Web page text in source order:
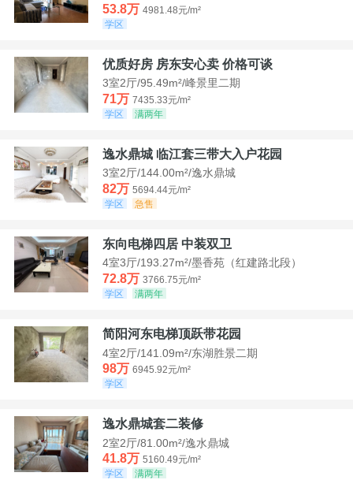
53.8万 4981.48元/m²
学区
优质好房 房东安心卖 价格可谈
3室2厅/95.49m²/峰景里二期
71万 7435.33元/m²
学区
满两年
逸水鼎城 临江套三带大入户花园
3室2厅/144.00m²/逸水鼎城
82万 5694.44元/m²
学区
急售
东向电梯四居 中装双卫
4室3厅/193.27m²/墨香苑（红建路北段）
72.8万 3766.75元/m²
学区
满两年
简阳河东电梯顶跃带花园
4室2厅/141.09m²/东湖胜景二期
98万 6945.92元/m²
学区
逸水鼎城套二装修
2室2厅/81.00m²/逸水鼎城
41.8万 5160.49元/m²
学区
满两年